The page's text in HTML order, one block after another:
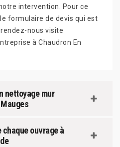
intervention. Pour ce
formulaire de devis qui est
nous visite
à Chaudron En
nettoyage mur
chaque ouvrage à